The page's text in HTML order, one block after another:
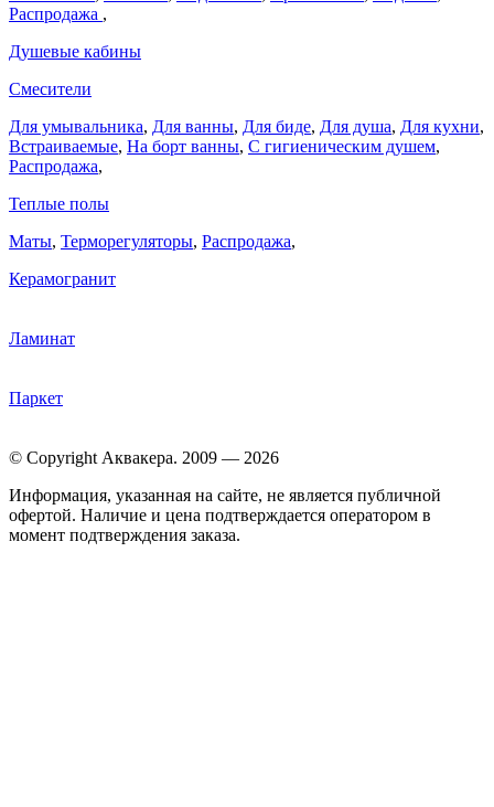
Распродажа ,
Душевые кабины
Смесители
Для умывальника, Для ванны, Для биде, Для душа, Для кухни,
Встраиваемые, На борт ванны, C гигиеническим душем,
Распродажа,
Теплые полы
Маты, Терморегуляторы, Распродажа,
Керамогранит
Ламинат
Паркет
© Copyright Аквакера. 2009 — 2026
Информация, указанная на сайте, не является публичной
офертой. Наличие и цена подтверждается оператором в
момент подтверждения заказа.